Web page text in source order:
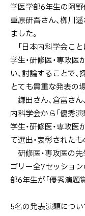
学医学部6年生の阿野
重原研吾さん、栁川
ました。
「日本内科学会こ
学生・研修医・専攻医
い、討論することで
とても貴重な発表の
鎌田さん、倉富さん
内科学会から「優秀
学生・研修医・専攻
て選出・表彰されたも
研修医・専攻医の
ゴリー全7セッション
部6年生が「優秀演題
5名の発表演題につい